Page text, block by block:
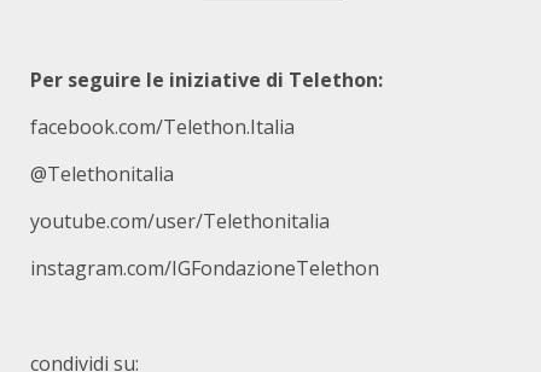
Per seguire le iniziative di Telethon:
facebook.com/Telethon.Italia
@Telethonitalia
youtube.com/user/Telethonitalia
instagram.com/IGFondazioneTelethon
condividi su: